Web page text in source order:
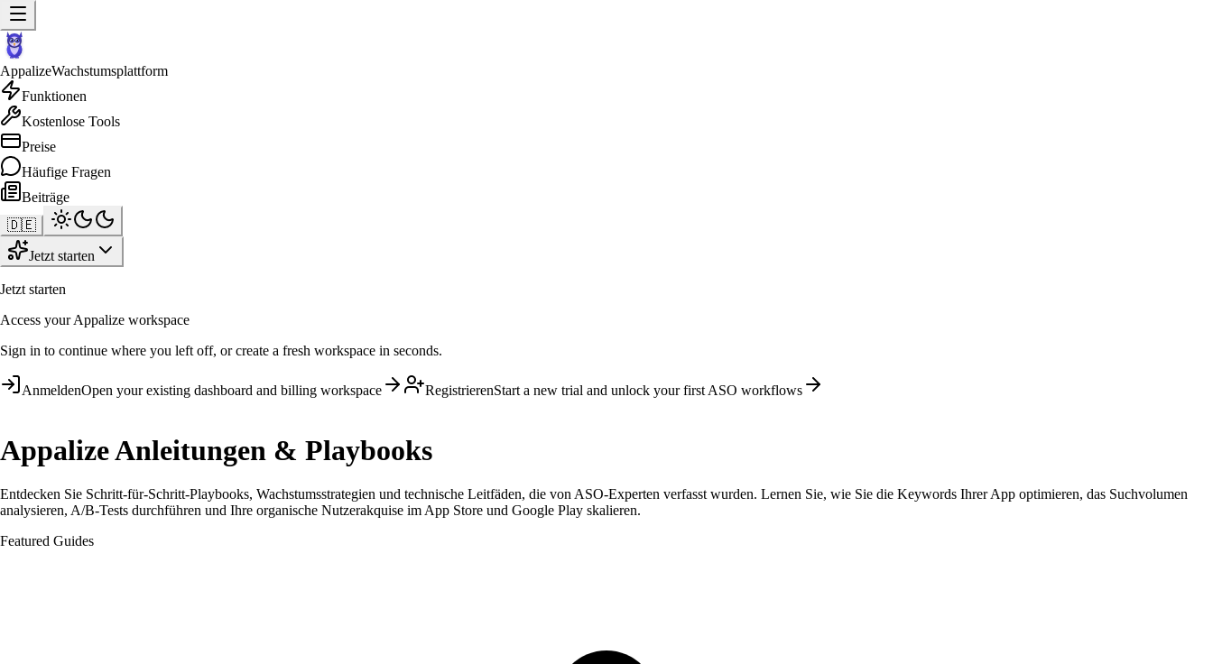
AppalizeWachstumsplattform
Funktionen
Kostenlose Tools
Preise
Häufige Fragen
Beiträge
🇩🇪
Jetzt starten
Jetzt starten
Access your Appalize workspace
Sign in to continue where you left off, or create a fresh workspace in seconds.
AnmeldenOpen your existing dashboard and billing workspace RegistrierenStart a new trial and unlock your first ASO workflows
Appalize Anleitungen & Playbooks
Entdecken Sie Schritt-für-Schritt-Playbooks, Wachstumsstrategien und technische Leitfäden, die von ASO-Experten verfasst wurden. Lernen Sie, wie Sie die Keywords Ihrer App optimieren, das Suchvolumen
analysieren, A/B-Tests durchführen und Ihre organische Nutzerakquise im App Store und Google Play skalieren.
Featured Guides